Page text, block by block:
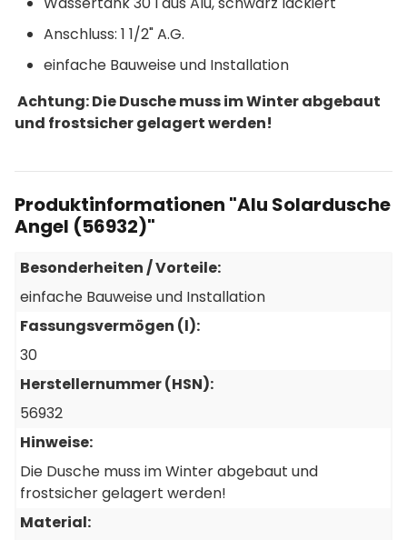
Anschluss: 1 1/2" A.G.
einfache Bauweise und Installation
Achtung: Die Dusche muss im Winter abgebaut
und frostsicher gelagert werden!
Produktinformationen "Alu Solardusche
Angel (56932)"
Besonderheiten / Vorteile:
einfache Bauweise und Installation
Fassungsvermögen (l):
30
Herstellernummer (HSN):
56932
Hinweise:
Die Dusche muss im Winter abgebaut und
frostsicher gelagert werden!
Material: